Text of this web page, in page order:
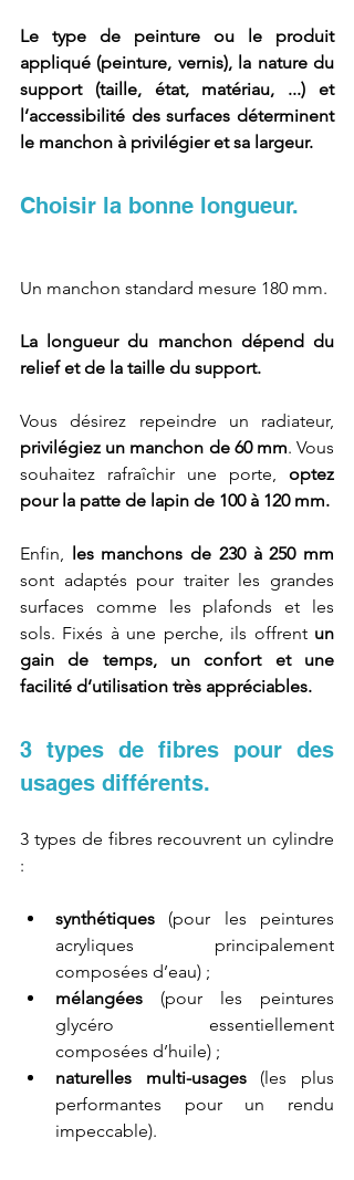
Le type de peinture ou le produit
appliqué (peinture, vernis), la nature du
support (taille, état, matériau, ...) et
l’accessibilité des surfaces déterminent
le manchon à privilégier et sa largeur.
Choisir la bonne longueur.
La longueur du manchon dépend du
relief et de la taille du support.
privilégiez un manchon de 60 mm. Vous
souhaitez rafraîchir une porte, optez
pour la patte de lapin de 100 à 120 mm.
Enfin, les manchons de 230 à 250 mm
sont adaptés pour traiter les grandes
surfaces comme les plafonds et les
sols. Fixés à une perche, ils offrent un
gain de temps, un confort et une
facilité d’utilisation très appréciables.
3 types de fibres pour des
usages différents.
3 types de fibres recouvrent un cylindre
:
synthétiques (pour les peintures
acryliques principalement
composées d’eau) ;
mélangées (pour les peintures
glycéro essentiellement
composées d’huile) ;
naturelles multi-usages (les plus
performantes pour un rendu
impeccable).